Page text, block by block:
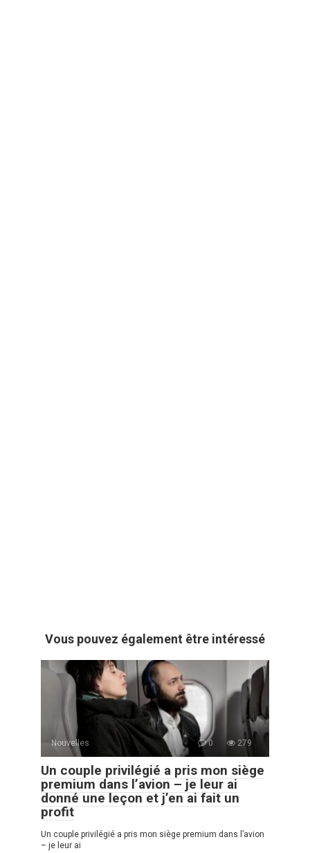
Vous pouvez également être intéressé
Nouvelles 0 279
Un couple privilégié a pris mon siège
premium dans l’avion – je leur ai
donné une leçon et j’en ai fait un
profit
Un couple privilégié a pris mon siège premium dans l’avion
– je leur ai